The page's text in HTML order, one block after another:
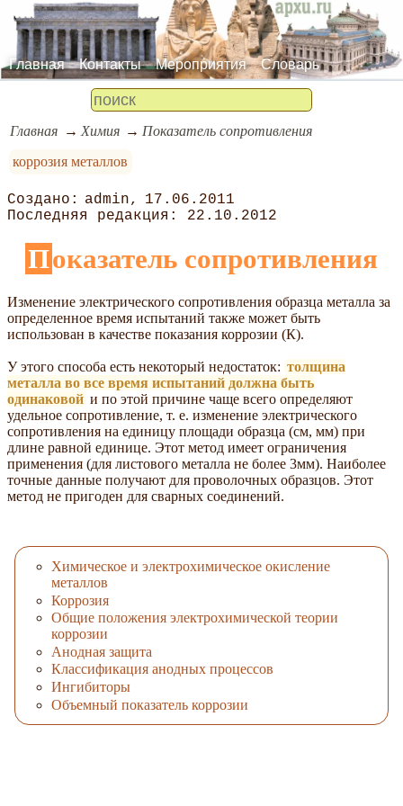
Главная Контакты Мероприятия Словарь
Главная Химия
Показатель сопротивления
коррозия металлов
admin
17.06.2011
22.10.2012
Показатель сопротивления
Изменение электрического сопротивления образца металла за
определенное время испытаний также может быть
использован в качестве показания коррозии (К).
У этого способа есть некоторый недостаток: толщина
металла во все время испытаний должна быть
одинаковой и по этой причине чаще всего определяют
удельное сопротивление, т. е. изменение электрического
сопротивления на единицу площади образца (см, мм) при
длине равной единице. Этот метод имеет ограничения
применения (для листового металла не более 3мм). Наиболее
точные данные получают для проволочных образцов. Этот
метод не пригоден для сварных соединений.
Химическое и электрохимическое окисление
металлов
Коррозия
Общие положения электрохимической теории
коррозии
Анодная защита
Классификация анодных процессов
Ингибиторы
Объемный показатель коррозии